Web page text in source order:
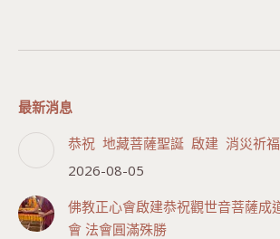
最新消息
恭祝 地藏菩薩聖誕 啟建 消災祈
2026-08-05
佛教正心會啟建恭祝觀世音菩薩成
會 法會圓滿殊勝